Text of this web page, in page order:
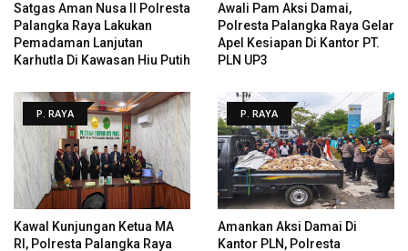
Satgas Aman Nusa II Polresta
Palangka Raya Lakukan
Pemadaman Lanjutan
Karhutla Di Kawasan Hiu Putih
Awali Pam Aksi Damai,
Polresta Palangka Raya Gelar
Apel Kesiapan Di Kantor PT.
PLN UP3
P. RAYA
Kawal Kunjungan Ketua MA
RI, Polresta Palangka Raya
P. RAYA
Amankan Aksi Damai Di
Kantor PLN, Polresta